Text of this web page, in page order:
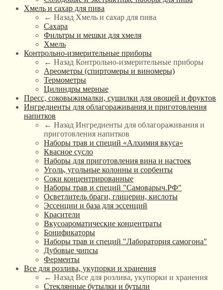
Хмель и сахар для пива
← Назад Хмель и сахар для пива
Сахара
Фильтры и мешки для хмеля
Хмель
Контрольно-измерительные приборы
← Назад Контрольно-измерительные приборы
Ареометры (спиртомеры и виномеры)
Термометры
Цилиндры мерные
Пресс, соковыжималки, сушилки для овощей и фруктов
Ингредиенты для облагораживания и приготовления
напитков
← Назад Ингредиенты для облагораживания и
приготовления напитков
Наборы трав и специй «Алхимия вкуса»
Квасное сусло
Наборы для приготовления вина и настоек
Уголь, угольные колонны и сорбенты
Соки концентрированные
Наборы трав и специй "Самоварыч.РФ"
Осветлитель браги, глицерин, кислоты
Эссенции и база для эссенций
Красители
Вкусоароматические концентраты
Бонификаторы
Наборы трав и специй "Лаборатория самогона"
Дубовые чипсы
Ферменты
Все для розлива, укупорки и хранения
← Назад Все для розлива, укупорки и хранения
Стеклянные бутылки и бутыли